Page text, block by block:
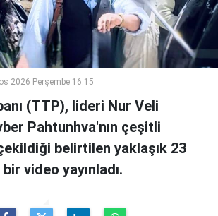
2026 Perşembe 16:15
(TTP), lideri Nur Veli
Pahtunhva'nın çeşitli
belirtilen yaklaşık 23
video yayınladı.